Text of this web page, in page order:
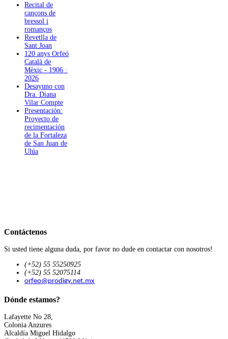
Recital de
cançons de
bressol i
romanços
Revetlla de
Sant Joan
120 anys Orfeó
Català de
Mèxic - 1906 ·
2026
Desayuno con
Dra. Diana
Vilar Compte
Presentación:
Proyecto de
recimentación
de la Fortaleza
de San Juan de
Ulúa
Contáctenos
Si usted tiene alguna duda, por favor no dude en contactar con nosotros!
(+52) 55 55250925
(+52) 55 52075114
orfeo@prodigy.net.mx
Dónde estamos?
Lafayette No 28,
Colonia Anzures
Alcaldía Miguel Hidalgo